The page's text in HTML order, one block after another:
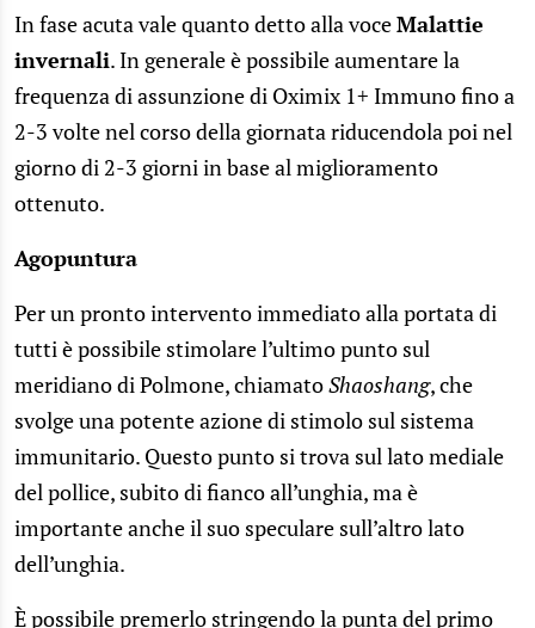
In fase acuta vale quanto detto alla voceMalattie
invernali. In generale è possibile aumentare la
frequenza di assunzione di Oximix 1+ Immuno fino a
2-3 volte nel corso della giornata riducendola poi nel
giorno di 2-3 giorni in base al miglioramento
ottenuto.
Agopuntura
Per un pronto intervento immediato alla portata di
tutti è possibile stimolare l’ultimo punto sul
meridiano di Polmone, chiamatoShaoshang, che
svolge una potente azione di stimolo sul sistema
immunitario. Questo punto si trova sul lato mediale
del pollice, subito di fianco all’unghia, ma è
importante anche il suo speculare sull’altro lato
dell’unghia.
È possibile premerlo stringendo la punta del primo